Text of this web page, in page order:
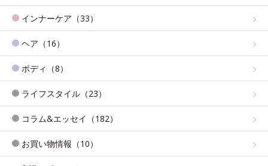
インナーケア（33）
ヘア（16）
ボディ（8）
ライフスタイル（23）
コラム&エッセイ（182）
お買い物情報（10）